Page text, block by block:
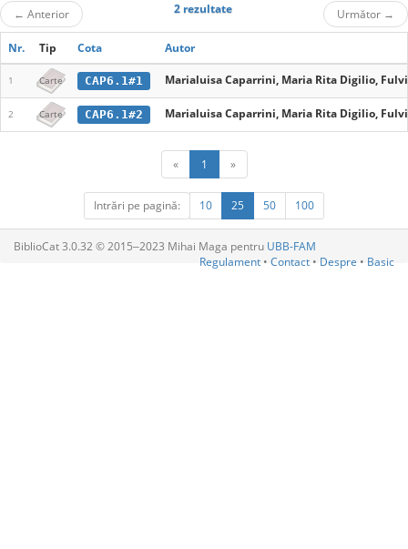
← Anterior 2 rezultate Următor →
Nr. Tip Cota Autor
1 Carte CAP6.1#1 Marialuisa Caparrini, Maria Rita Digilio,
2 Carte CAP6.1#2 Marialuisa Caparrini, Maria Rita Digilio,
« 1 »
Intrări pe pagină: 10 25 50 100
BiblioCat 3.0.32 © 2015‒2023 Mihai Maga pentru UBB-FAM
Regulament • Contact • Despre • Basic